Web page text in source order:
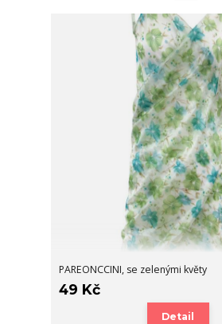
PAREONCCINI, se zelenými květy
49 Kč
Detail